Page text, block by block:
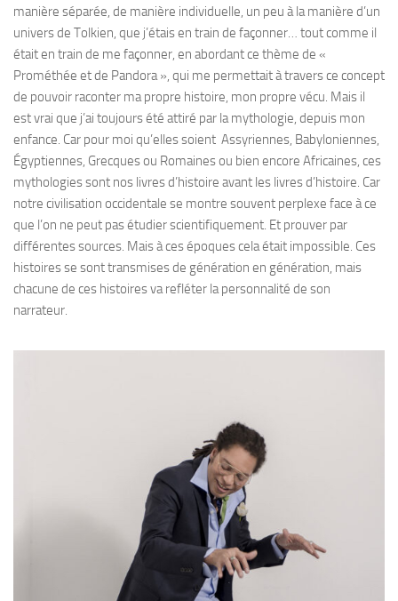
manière séparée, de manière individuelle, un peu à la manière d’un
univers de Tolkien, que j’étais en train de façonner… tout comme il
était en train de me façonner, en abordant ce thème de «
Prométhée et de Pandora », qui me permettait à travers ce concept
de pouvoir raconter ma propre histoire, mon propre vécu. Mais il
est vrai que j’ai toujours été attiré par la mythologie, depuis mon
enfance. Car pour moi qu’elles soient Assyriennes, Babyloniennes,
Égyptiennes, Grecques ou Romaines ou bien encore Africaines, ces
mythologies sont nos livres d’histoire avant les livres d’histoire. Car
notre civilisation occidentale se montre souvent perplexe face à ce
que l’on ne peut pas étudier scientifiquement. Et prouver par
différentes sources. Mais à ces époques cela était impossible. Ces
histoires se sont transmises de génération en génération, mais
chacune de ces histoires va refléter la personnalité de son
narrateur.